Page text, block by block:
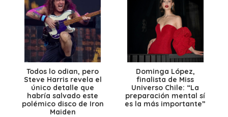
Todos lo odian, pero
Steve Harris revela el
único detalle que
habría salvado este
polémico disco de Iron
Maiden
Dominga López,
finalista de Miss
Universo Chile: “La
preparación mental sí
es la más importante”